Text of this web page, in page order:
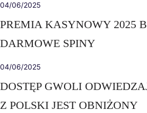
04/06/2025
PREMIA KASYNOWY 2025
DARMOWE SPINY
04/06/2025
DOSTĘP GWOLI
Z POLSKI JEST OBNIŻONY